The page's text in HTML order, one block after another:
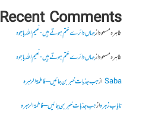
Recent Comments
طاہرہ مسعودازجہاں دائرے ختم ہوتے ہیں- نعیم اللہ باجوہ
طاہرہ مسعودازجہاں دائرے ختم ہوتے ہیں- نعیم اللہ باجوہ
Sabaازجب جذبات خبر بن جائیں – فاطمۃالزہرہ
نایاب زہرہازجب جذبات خبر بن جائیں – فاطمۃالزہرہ